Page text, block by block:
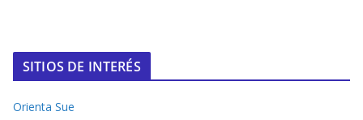
SITIOS DE INTERÉS
Orienta Sue